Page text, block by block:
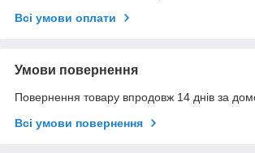
Всі умови оплати
Умови повернення
Повернення товару впродовж 14 днів за
Всі умови повернення